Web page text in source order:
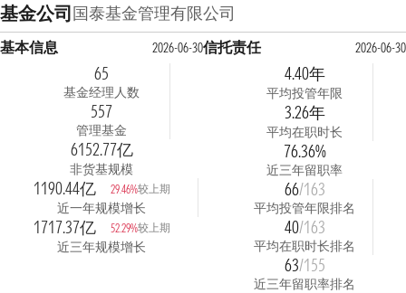
基金公司国泰基金管理有限公司
基本信息 2026-06-30
65
基金经理人数
557
管理基金
6152.77亿
非货基规模
1190.44亿 29.46%较上期
近一年规模增长
1717.37亿 52.29%较上期
近三年规模增长
信托责任 2026-06-30
4.40年
平均投管年限
3.26年
平均在职时长
76.36%
近三年留职率
66/163
平均投管年限排名
40/163
平均在职时长排名
63/155
近三年留职率排名